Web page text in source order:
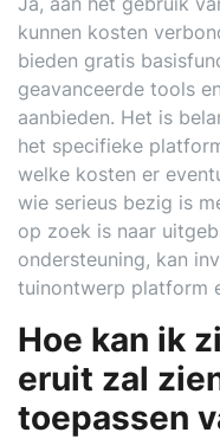
kunnen kosten
bieden gratis
geavanceerde tools
aanbieden. Het is
het specifieke
welke kosten er
wie serieus bezig is
op zoek is naar
ondersteuning, kan
tuinontwerp platform
Hoe kan ik
eruit zal
toepassen